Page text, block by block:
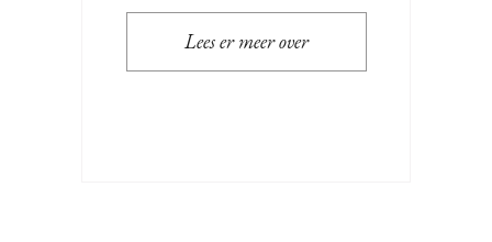
Lees er meer over